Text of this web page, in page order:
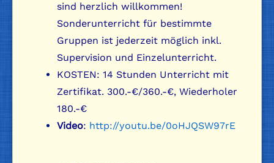
sind herzlich willkommen!
Sonderunterricht für bestimmte
Gruppen ist jederzeit möglich inkl.
Supervision und Einzelunterricht.
KOSTEN: 14 Stunden Unterricht mit
Zertifikat. 300.-€/360.-€, Wiederholer
180.-€
Video: http://youtu.be/0oHJQSW97rE